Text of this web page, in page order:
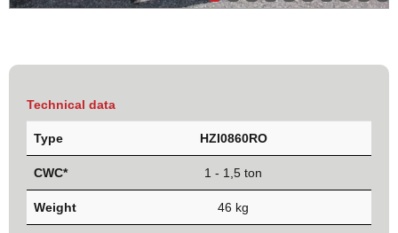
Technical data
Type HZI0860RO
CWC* 1 - 1,5 ton
Weight 46 kg